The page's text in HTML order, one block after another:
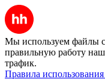
Мы используем файлы
правильную работу
трафик.
Правила